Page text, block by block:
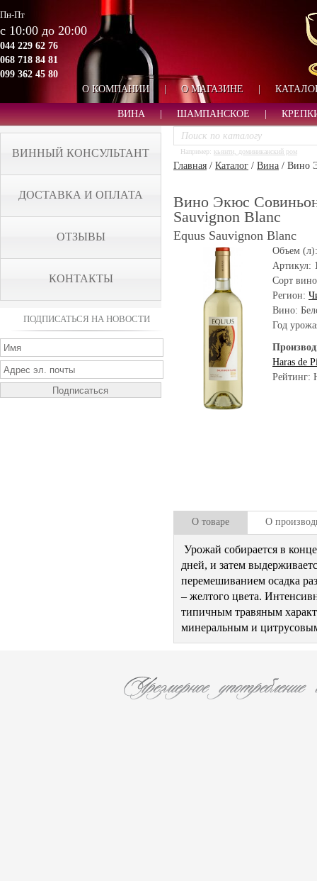
Пн-Пт
с 10:00 до 20:00
044 229 62 76
068 718 84 81
099 362 45 80
О КОМПАНИИ
| О МАГАЗИНЕ |
ВИНА ШАМПАНСКОЕ
ВИННЫЙ КОНСУЛЬТАНТ
ДОСТАВКА И ОПЛАТА
ОТЗЫВЫ
КОНТАКТЫ
ПОДПИСАТЬСЯ НА НОВОСТИ
Например: кьянти, доминиканский ром
Главная / Каталог / Вина / Вино
Вино Экюс
Sauvignon Blanc
Equus Sauvignon Blanc
Объем
Артикул:
Сорт
Регион:
Вино:
Год
Haras de
Рейтинг:
О товаре О
Урожай собирается в
дней, и затем
перемешиванием осадка
– желтого цвета.
типичным травяным
минеральным и